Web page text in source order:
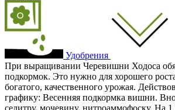
Удобрения
При выращивании Черевишни Ходоса
подкормок. Это нужно для хорошего
богатого, качественного урожая.
графику: Весенняя подкормка вишни.
селитру, мочевину, нитроаммофоску. На